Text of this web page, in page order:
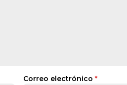
Correo electrónico *